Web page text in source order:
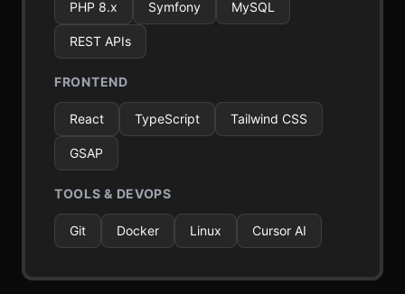
PHP 8.x Symfony MySQL
REST APIs
FRONTEND
React TypeScript Tailwind CSS
GSAP
TOOLS & DEVOPS
Git Docker Linux Cursor AI